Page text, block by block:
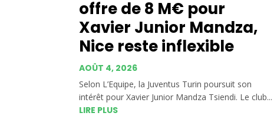
offre de 8 M€ pour
Xavier Junior Mandza,
Nice reste inflexible
AOÛT 4, 2026
Selon L’Equipe, la Juventus Turin poursuit son
intérêt pour Xavier Junior Mandza Tsiendi. Le club...
LIRE PLUS